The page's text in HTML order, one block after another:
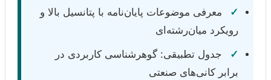
✓
معرفی موضوعات پایان‌نامه با پتانسیل بالا و
رویکرد میان‌رشته‌ای
✓
جدول تطبیقی: گوهرشناسی کاربردی در
برابر کانی‌های صنعتی